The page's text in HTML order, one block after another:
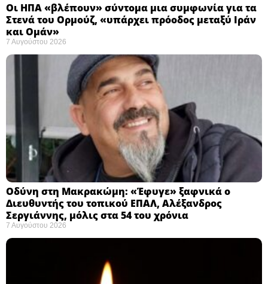
Οι ΗΠΑ «βλέπουν» σύντομα μια συμφωνία για τα
Στενά του Ορμούζ, «υπάρχει πρόοδος μεταξύ Ιράν
και Ομάν»
7 Αυγούστου 2026
Οδύνη στη Μακρακώμη: «Έφυγε» ξαφνικά ο
Διευθυντής του τοπικού ΕΠΑΛ, Αλέξανδρος
Σεργιάννης, μόλις στα 54 του χρόνια
7 Αυγούστου 2026